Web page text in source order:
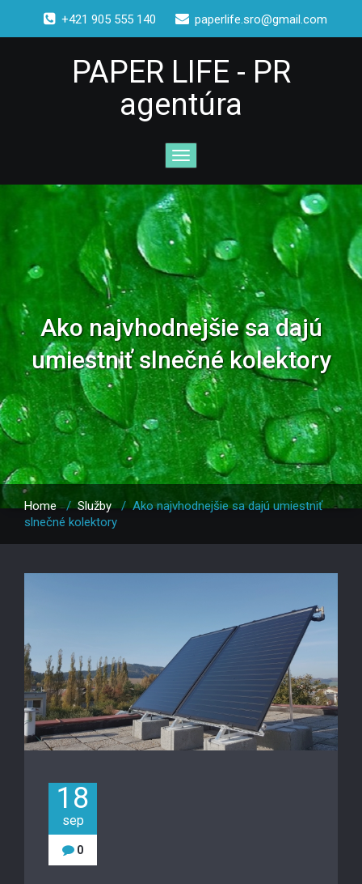
+421 905 555 140 paperlife.sro@gmail.com
PAPER LIFE - PR
agentúra
Ako najvhodnejšie sa dajú
umiestniť slnečné kolektory
Home/Služby/Ako najvhodnejšie sa dajú umiestniť
slnečné kolektory
18
sep
0